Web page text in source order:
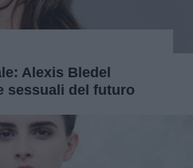
Alexis Bledel
sessuali del futuro